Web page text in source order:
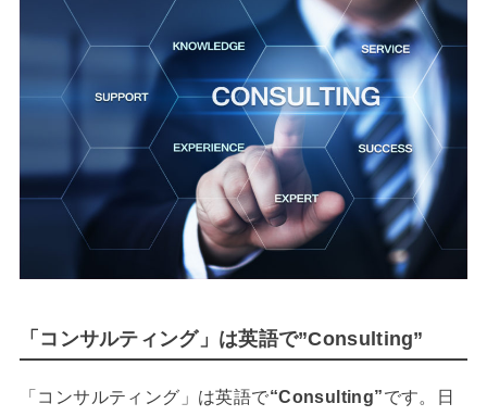
「コンサルティング」は英語で”Consulting”
「コンサルティング」は英語で“Consulting”です。日